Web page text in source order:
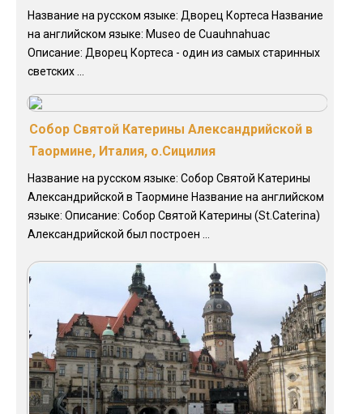
Название на русском языке: Дворец Кортеса Название
на английском языке: Museo de Cuauhnahuac
Описание: Дворец Кортеса - один из самых старинных
светских ...
Собор Святой Катерины Александрийской в
Таормине, Италия, о.Сицилия
Название на русском языке: Собор Святой Катерины
Александрийской в Таормине Название на английском
языке: Описание: Собор Святой Катерины (St.Caterina)
Александрийской был построен ...